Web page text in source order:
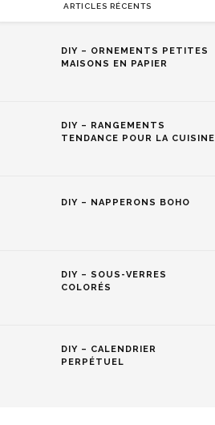
ARTICLES RÉCENTS
DIY – ORNEMENTS PETITES
MAISONS EN PAPIER
DIY – RANGEMENTS
TENDANCE POUR LA CUISINE
DIY – NAPPERONS BOHO
DIY – SOUS-VERRES
COLORÉS
DIY – CALENDRIER
PERPÉTUEL